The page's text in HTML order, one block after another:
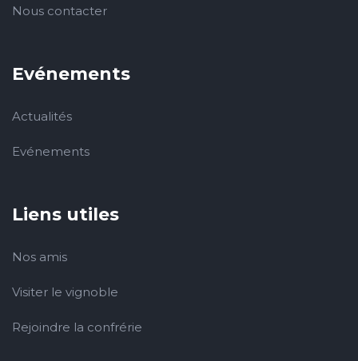
Nous contacter
Evénements
Actualités
Evénements
Liens utiles
Nos amis
Visiter le vignoble
Rejoindre la confrérie